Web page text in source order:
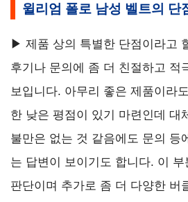
윌리엄 폴로 남성 벨트의 단
▶ 제품 상의 특별한 단점이라고
후기나 문의에 좀 더 친절하고 적
보입니다. 아무리 좋은 제품이라
한 낮은 평점이 있기 마련인데 대
불만은 없는 것 같음에도 문의 등
는 답변이 보이기도 합니다. 이
판단이며 추가로 좀 더 다양한 버